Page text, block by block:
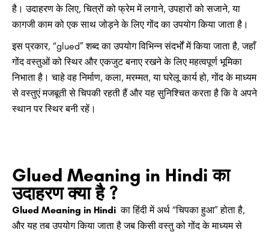
है। उदाहरण के लिए, चित्रों को फ्रेम में लगाने, उपहारों को सजाने, या
कागजी काम को एक साथ जोड़ने के लिए गोंद का उपयोग किया जाता है।
इस प्रकार, “glued” शब्द का उपयोग विभिन्न संदर्भों में किया जाता है, जहाँ
गोंद वस्तुओं को स्थिर और एकजुट बनाए रखने के लिए महत्वपूर्ण भूमिका
निभाता है। चाहे वह निर्माण, कला, मरम्मत, या घरेलू कार्य हो, गोंद के माध्यम
से वस्तुएं मजबूती से चिपकी रहती हैं और यह सुनिश्चित करता है कि वे अपने
स्थान पर स्थिर बनी रहें।
Glued Meaning in Hindi का
उदाहरण क्या है ?
Glued Meaning in Hindi का हिंदी में अर्थ “चिपका हुआ” होता है,
और यह तब उपयोग किया जाता है जब किसी वस्तु को गोंद के माध्यम से